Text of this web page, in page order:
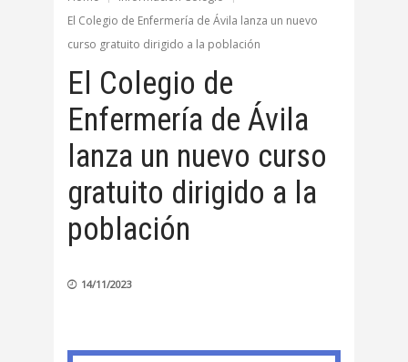
El Colegio de Enfermería de Ávila lanza un nuevo
curso gratuito dirigido a la población
El Colegio de
Enfermería de Ávila
lanza un nuevo curso
gratuito dirigido a la
población
14/11/2023